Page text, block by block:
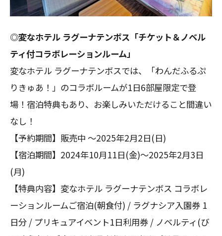
◎変なホテル ラグーナテンボス「チケット＆ノベル
ティ付コラボレーションルーム」
変なホテル ラグーナテンボスでは、「わんだふるぷ
りきゅあ！」のコラボルームが1日6部屋限定で登
場！宿泊特典もあり、お楽しみいただけること間違い
なし！
【予約期間】販売中 ～2025年2月2日(日)
【宿泊期間】2024年10月11日(金)～2025年2月3日
(月)
【特典内容】変なホテル ラグーナテンボス コラボレ
ーションルームご宿泊(朝食付) / ラグナシア入園券 1
日分 / プリキュアイベント1日利用券 / ノベルティ(び